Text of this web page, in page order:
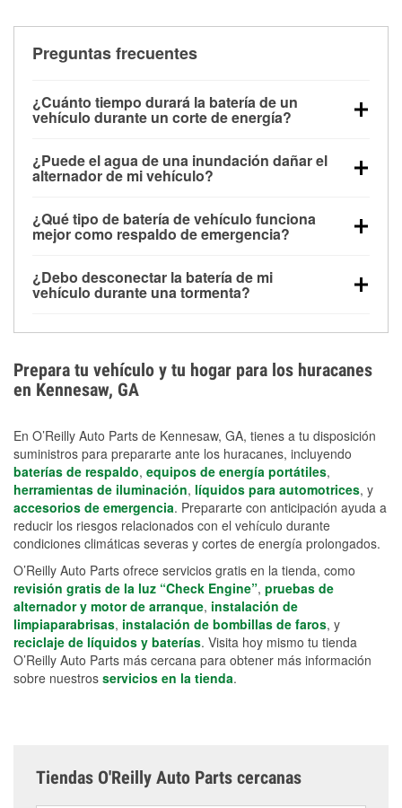
Preguntas frecuentes
¿Cuánto tiempo durará la batería de un
vehículo durante un corte de energía?
alimentar pequeños accesorios durante un tiempo
limitado, pero el uso repetido sin conducir el vehículo
contar con un equipo de carga de respaldo para
cortes prolongados.
¿Puede el agua de una inundación dañar el
alternador de mi vehículo?
parte baja del compartimento del motor y pueden
dañarse si se sumergen, lo que puede provocar una
días después de la exposición.
¿Qué tipo de batería de vehículo funciona
mejor como respaldo de emergencia?
para aplicaciones de ciclo profundo porque son
selladas, resistentes a las vibraciones y más
¿Debo desconectar la batería de mi
vehículo durante una tormenta?
los daños por inundación. Evitar el agua estancada y
preparar opciones de carga de respaldo son
medidas de protección más efectivas.
Prepara tu vehículo y tu hogar para los huracanes
en Kennesaw, GA
En O’Reilly Auto Parts de Kennesaw, GA, tienes a tu disposición
suministros para prepararte ante los huracanes, incluyendo
baterías de respaldo, equipos de energía portátiles,
herramientas de iluminación, líquidos para automotrices, y
accesorios de emergencia. Prepararte con anticipación ayuda a
reducir los riesgos relacionados con el vehículo durante
condiciones climáticas severas y cortes de energía prolongados.
O’Reilly Auto Parts ofrece servicios gratis en la tienda, como
revisión gratis de la luz “Check Engine”, pruebas de
alternador y motor de arranque, instalación de
limpiaparabrisas, instalación de bombillas de faros, y
reciclaje de líquidos y baterías. Visita hoy mismo tu tienda
O’Reilly Auto Parts más cercana para obtener más información
sobre nuestros servicios en la tienda.
Tiendas O'Reilly Auto Parts cercanas